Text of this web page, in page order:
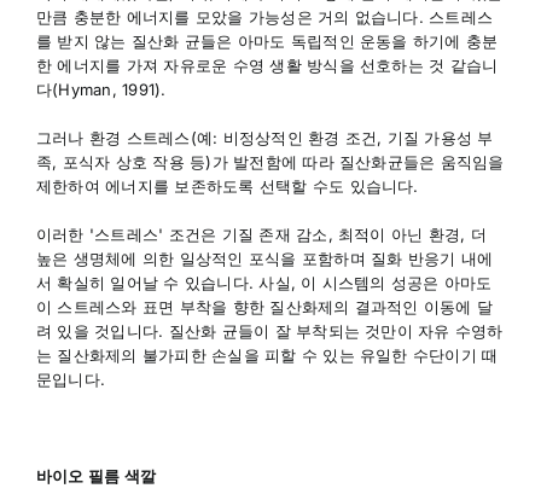
만큼 충분한 에너지를 모았을 가능성은 거의 없습니다. 스트레스
를 받지 않는 질산화 균들은 아마도 독립적인 운동을 하기에 충분
한 에너지를 가져 자유로운 수영 생활 방식을 선호하는 것 같습니
다(Hyman, 1991).
그러나 환경 스트레스(예: 비정상적인 환경 조건, 기질 가용성 부
족, 포식자 상호 작용 등)가 발전함에 따라 질산화균들은 움직임을
제한하여 에너지를 보존하도록 선택할 수도 있습니다.
이러한 '스트레스' 조건은 기질 존재 감소, 최적이 아닌 환경, 더
높은 생명체에 의한 일상적인 포식을 포함하며 질화 반응기 내에
서 확실히 일어날 수 있습니다. 사실, 이 시스템의 성공은 아마도
이 스트레스와 표면 부착을 향한 질산화제의 결과적인 이동에 달
려 있을 것입니다. 질산화 균들이 잘 부착되는 것만이 자유 수영하
는 질산화제의 불가피한 손실을 피할 수 있는 유일한 수단이기 때
문입니다.
바이오 필름 색깔